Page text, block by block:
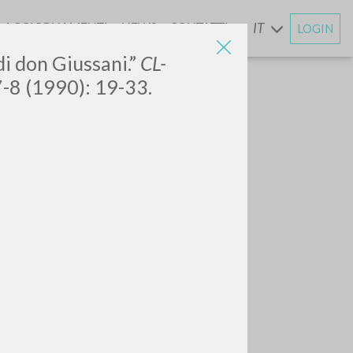
don Giussani.” CL-
8 (1990): 19-33.
AGGIORNAMENTIENEWS CONTATTI IT LOGIN